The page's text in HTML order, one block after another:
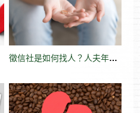
徵信社是如何找人？人夫年輕時候的風流，導致私生子長大後尋找親生父親